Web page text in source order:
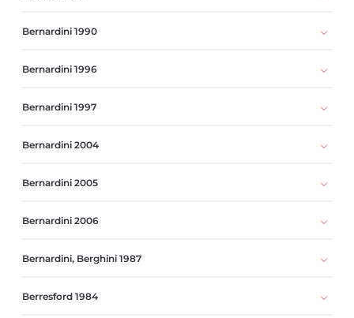
Bernardini 1990
Bernardini 1996
Bernardini 1997
Bernardini 2004
Bernardini 2005
Bernardini 2006
Bernardini, Berghini 1987
Berresford 1984